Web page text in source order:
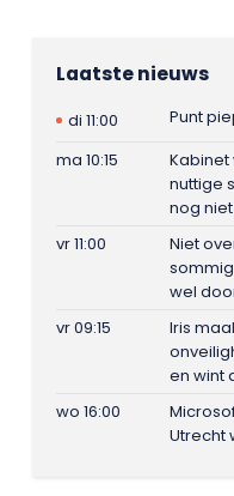
Laatste nieuws
di 11:00
Punt
ma 10:15
Kabinet
nuttige
nog
vr 11:00
Niet
wel
vr 09:15
Iris
en wint
wo 16:00
Utrecht